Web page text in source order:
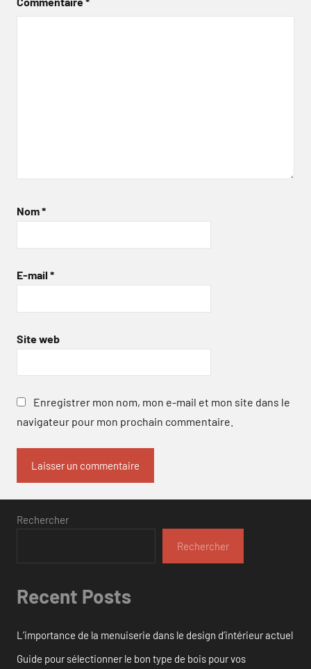
Nom*
E-mail *
Site web
Enregistrer mon nom, mon e-mail et mon site dans le
navigateur pour mon prochain commentaire.
Rechercher
Rechercher
Recent Posts
L’importance de la menuiserie dans le design d’intérieur actuel
Guide pour sélectionner le bon type de bois pour vos